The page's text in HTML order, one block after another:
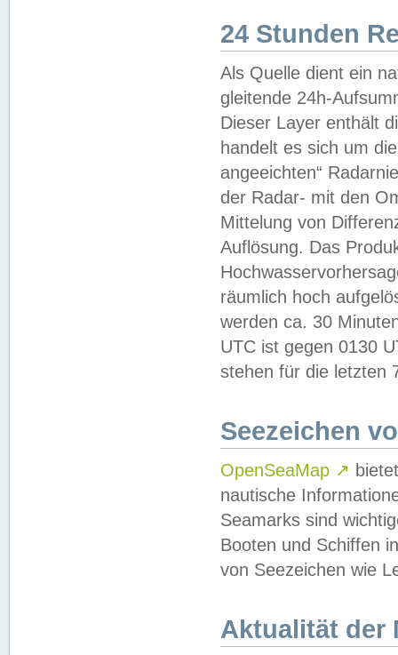
24 Stunden
Als Quelle dient ein
gleitende 24h-
Dieser Layer enthält
handelt es sich um
angeeichten“
der Radar- mit den
Mittelung von
Auflösung. Das
räumlich hoch
werden ca. 30
UTC ist gegen 0130
stehen für die letzten
Seezeichen
OpenSeaMap ↗
nautische
Seamarks sind
Booten und Schiffen
von Seezeichen wie
Aktualität der